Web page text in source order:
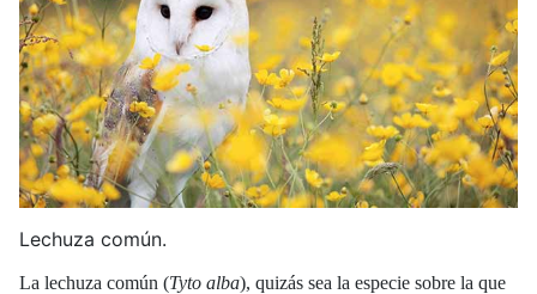
Lechuza común.
La lechuza común (Tyto alba), quizás sea la especie sobre la que